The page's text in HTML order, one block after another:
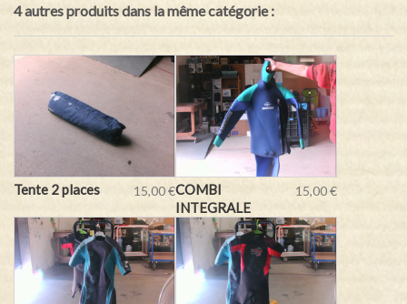
4 autres produits dans la même catégorie :
Tente 2 places 15,00 €COMBI
INTEGRALE
15,00 €